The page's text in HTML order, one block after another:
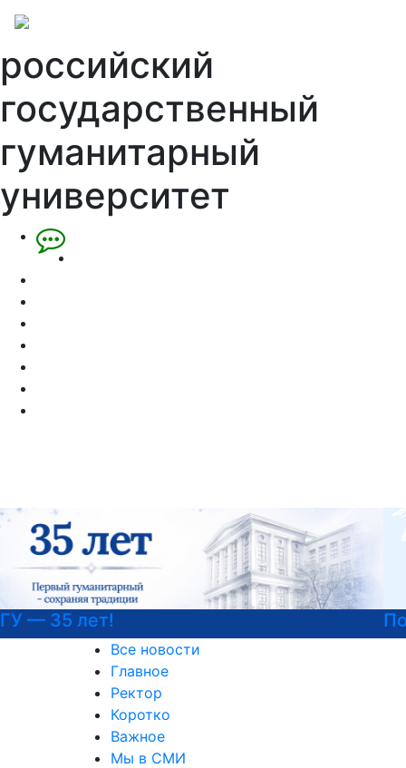
российский
государственный
гуманитарный
университет
Подготовительные курсы к ЕГЭ
Все новости
Главное
Ректор
Коротко
Важное
Мы в СМИ